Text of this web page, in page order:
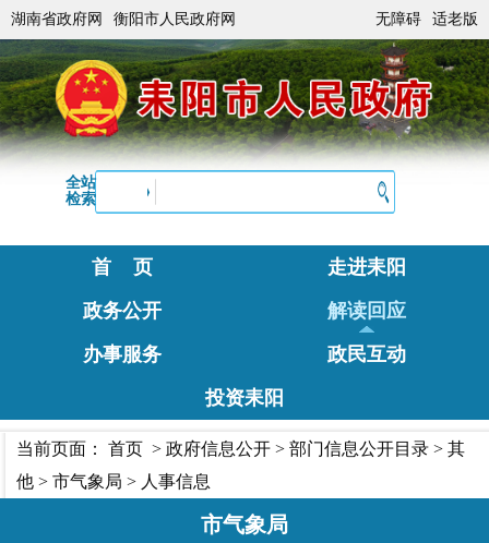
湖南省政府网 衡阳市人民政府网 无障碍 适老版
全站
检索
首 页
走进耒阳
政务公开
解读回应
办事服务
政民互动
投资耒阳
当前页面： 首页 > 政府信息公开 > 部门信息公开目录 > 其
他 > 市气象局 > 人事信息
市气象局